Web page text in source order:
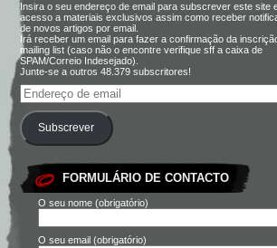
Insira o seu endereço de email para subscrever este site
acesso a materiais exclusivos assim como receber
de novos artigos por email.
Irá receber um email para fazer a confirmação da
mailing list (caso não o encontre verifique sff a caixa de
SPAM/Correio Indesejado).
Junte-se a outros 48.379 subscritores!
Subscrever
FORMULÁRIO DE CONTACTO
O seu nome (obrigatório)
O seu email (obrigatório)